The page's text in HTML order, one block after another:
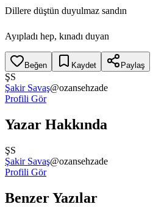
Dillere düştün duyulmaz sandın
Ayıpladı hep, kınadı duyan
Beğen Kaydet Paylaş
ŞS
Şakir Savaş@ozansehzade
Profili Gör
Yazar Hakkında
ŞS
Şakir Savaş@ozansehzade
Profili Gör
Benzer Yazılar